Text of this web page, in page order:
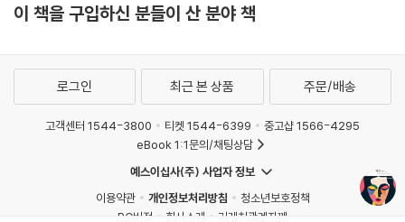
이 책을 구입하신 분들이 산 분야 책
로그인 최근 본 상품 주문/배송
고객센터 1544-3800 티켓 1544-6399
중고샵 1566-4295
eBook 1:1문의/채팅상담
예스이십사(주) 사업자 정보
이용약관
개인정보처리방침
청소년보호정책
PC버전
회사소개 거래처관계자께